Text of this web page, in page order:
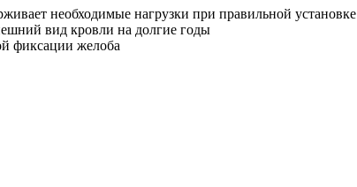
необходимые нагрузки при правильной установке
вид кровли на долгие годы
фиксации желоба